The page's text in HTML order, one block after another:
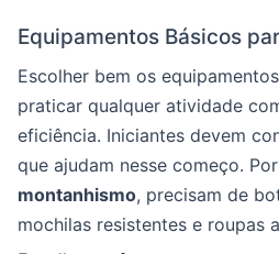
Equipamentos Básicos
Escolher bem os
praticar qualquer atividade
eficiência. Iniciantes devem
que ajudam nesse começo.
montanhismo, precisam de
mochilas resistentes e roupas